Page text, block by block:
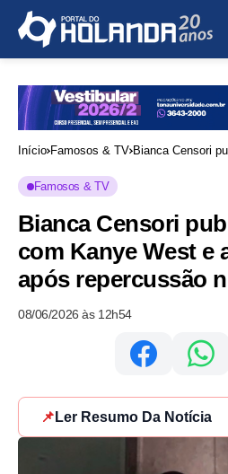
Início Famosos & TV Bianca Censori
Famosos & TV
Bianca Censori
com Kanye West e
após repercussão
08/06/2026 às 12h54
📌 Ler Resumo Da Notícia